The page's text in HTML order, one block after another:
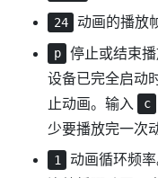
24 动画的播放
p 停止或结束
设备已完全启动
止动画。输入
c
少要播放完一次
1 动画循环频